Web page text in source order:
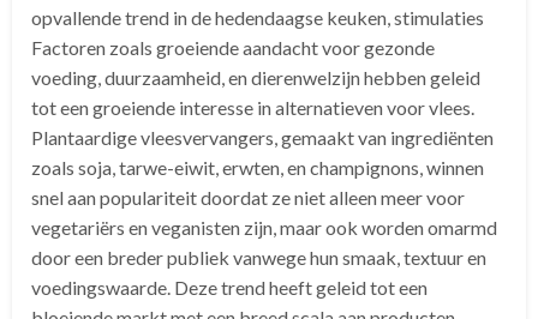
opvallende trend in de hedendaagse keuken, stimulaties
Factoren zoals groeiende aandacht voor gezonde
voeding, duurzaamheid, en dierenwelzijn hebben geleid
tot een groeiende interesse in alternatieven voor vlees.
Plantaardige vleesvervangers, gemaakt van ingrediënten
zoals soja, tarwe-eiwit, erwten, en champignons, winnen
snel aan populariteit doordat ze niet alleen meer voor
vegetariërs en veganisten zijn, maar ook worden omarmd
door een breder publiek vanwege hun smaak, textuur en
voedingswaarde. Deze trend heeft geleid tot een